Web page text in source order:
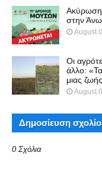
στην
August
Οι
άλλο:
μιας
August
Δημοσίευση
0 Σχόλια